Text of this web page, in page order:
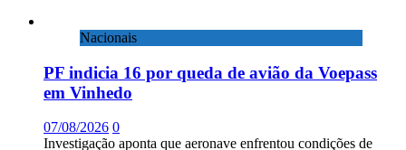
Nacionais
PF indicia 16 por queda de avião da Voepass
em Vinhedo
07/08/2026 0
Investigação aponta que aeronave enfrentou condições de